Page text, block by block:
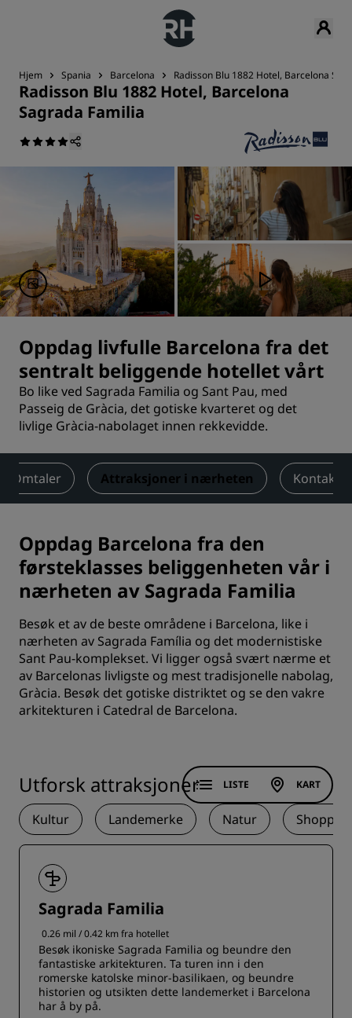
Hjem Spania Barcelona Radisson Blu 1882 Hotel, Barcelona
Radisson Blu 1882 Hotel, Barcelona
Sagrada Familia
Oppdag livfulle Barcelona fra det
sentralt beliggende hotellet vårt
Bo like ved Sagrada Familia og Sant Pau, med
Passeig de Gràcia, det gotiske kvarteret og det
livlige Gràcia-nabolaget innen rekkevidde.
Omtaler Attraksjoner i nærheten Kontakt
Oppdag Barcelona fra den
førsteklasses beliggenheten vår i
nærheten av Sagrada Familia
Besøk et av de beste områdene i Barcelona, like i
nærheten av Sagrada Família og det modernistiske
Sant Pau-komplekset. Vi ligger også svært nærme et
av Barcelonas livligste og mest tradisjonelle nabolag,
Gràcia. Besøk det gotiske distriktet og se den vakre
arkitekturen i Catedral de Barcelona.
Utforsk attraksjoner
Kultur Landemerke Natur
LISTE KART
Sagrada Familia
0.26 mil / 0.42 km fra hotellet
Besøk ikoniske Sagrada Familia og beundre den
fantastiske arkitekturen. Ta turen inn i den
romerske katolske minor-basilikaen, og beundre
historien og utsikten dette landemerket i Barcelona
har å by på.